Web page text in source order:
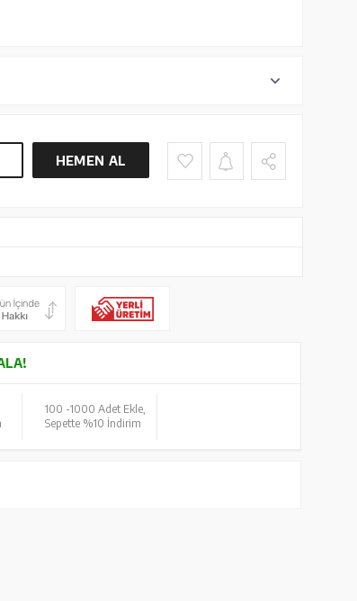
HEMEN AL
100 -1000 Adet Ekle,
Sepette %10 İndirim